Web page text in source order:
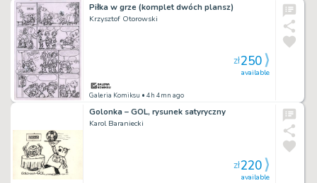
Piłka w grze (komplet dwóch plansz)
Krzysztof Otorowski
Galeria Komiksu • 4h 4mn ago
available
zł250
Golonka – GOL, rysunek satyryczny
Karol Baraniecki
available
zł220